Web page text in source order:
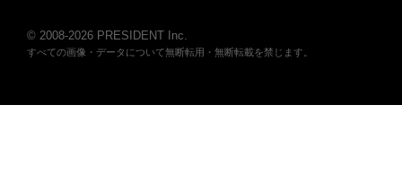
© 2008-2026 PRESIDENT Inc.
すべての画像・データについて無断転用・無断転載を禁じます。